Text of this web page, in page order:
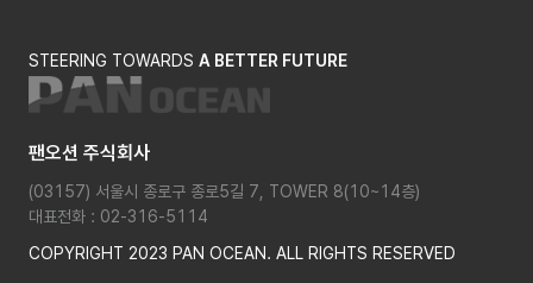
STEERING TOWARDS A BETTER FUTURE
팬오션 주식회사
(03157) 서울시 종로구 종로5길 7, TOWER 8(10~14층)
대표전화 : 02-316-5114
COPYRIGHT 2023 PAN OCEAN. ALL RIGHTS RESERVED